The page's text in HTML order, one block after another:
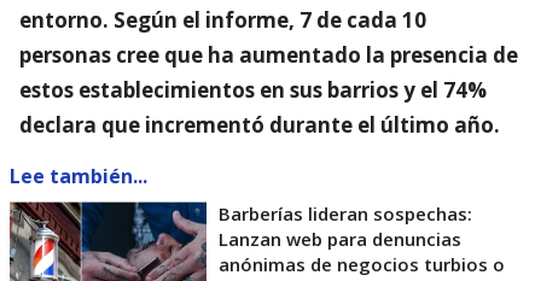
entorno. Según el informe, 7 de cada 10
personas cree que ha aumentado la presencia de
estos establecimientos en sus barrios y el 74%
declara que incrementó durante el último año.
Lee también...
Barberías lideran sospechas:
Lanzan web para denuncias
anónimas de negocios turbios o